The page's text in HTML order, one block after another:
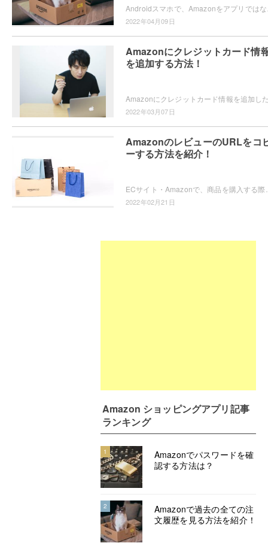
2022年04月09日
Amazonにクレジットカード情
を追加する方法！
2022年03月07日
AmazonのレビューのURLをコ
ーする方法を紹介！
2022年02月21日
Amazon ショッピングアプリ記事
ランキング
1
Amazonでパスワードを確
認する方法は？
2
Amazonで過去の全ての注
文履歴を見る方法を紹介！